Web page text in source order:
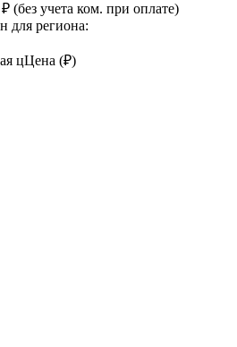
₽ (без учета ком. при оплате)
для региона:
цЦена (₽)